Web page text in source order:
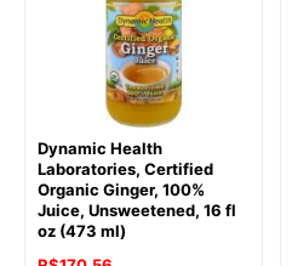
Dynamic Health
Laboratories, Certified
Organic Ginger, 100%
Juice, Unsweetened, 16 fl
oz (473 ml)